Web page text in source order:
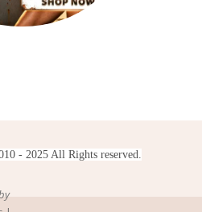
- 2025 All Rights reserved.